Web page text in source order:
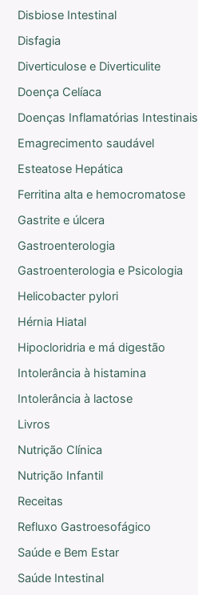
Disbiose Intestinal
Disfagia
Diverticulose e Diverticulite
Doença Celíaca
Doenças Inflamatórias Intestinais
Emagrecimento saudável
Esteatose Hepática
Ferritina alta e hemocromatose
Gastrite e úlcera
Gastroenterologia
Gastroenterologia e Psicologia
Helicobacter pylori
Hérnia Hiatal
Hipocloridria e má digestão
Intolerância à histamina
Intolerância à lactose
Livros
Nutrição Clínica
Nutrição Infantil
Receitas
Refluxo Gastroesofágico
Saúde e Bem Estar
Saúde Intestinal